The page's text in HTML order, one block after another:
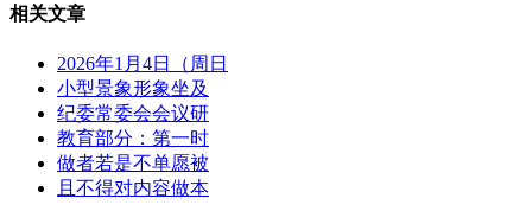
相关文章
2026年1月4日（周日
小型景象形象坐及
纪委常委会会议研
教育部分：第一时
做者若是不单愿被
且不得对内容做本